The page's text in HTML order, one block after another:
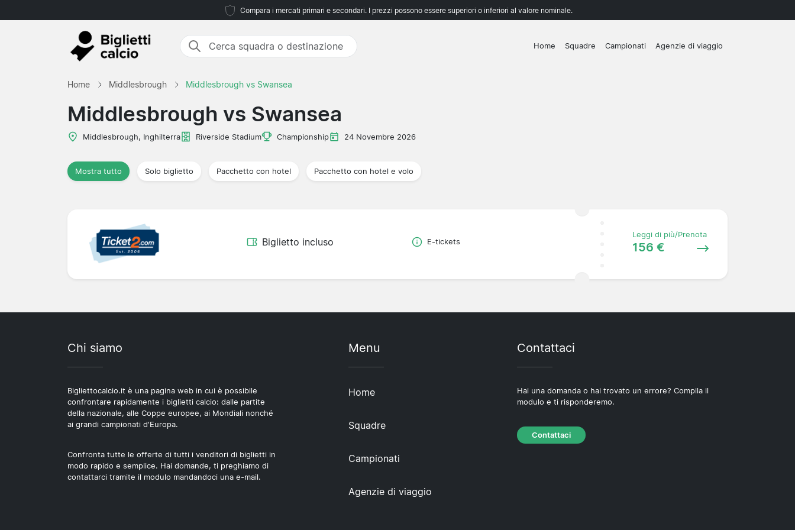
Compara i mercati primari e secondari. I prezzi possono essere superiori o inferiori al valore nominale.
Home Squadre Campionati Agenzie di viaggio
Home Middlesbrough Middlesbrough vs Swansea
Middlesbrough vs Swansea
Middlesbrough, Inghilterra Riverside Stadium Championship 24 Novembre 2026
Mostra tutto Solo biglietto Pacchetto con hotel Pacchetto con hotel e volo
Biglietto incluso E-tickets
Leggi di più/Prenota
156 €
Chi siamo
Bigliettocalcio.it è una pagina web in cui è possibile
confrontare rapidamente i biglietti calcio: dalle partite
della nazionale, alle Coppe europee, ai Mondiali nonché
ai grandi campionati d'Europa.
Confronta tutte le offerte di tutti i venditori di biglietti in
modo rapido e semplice. Hai domande, ti preghiamo di
contattarci tramite il modulo mandandoci una e-mail.
Menu
Home
Squadre
Campionati
Agenzie di viaggio
Contattaci
Hai una domanda o hai trovato un errore? Compila il
modulo e ti risponderemo.
Contattaci